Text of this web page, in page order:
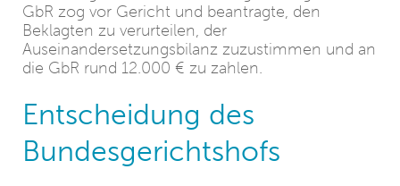
GbR zog vor Gericht und beantragte, den
Beklagten zu verurteilen, der
Auseinandersetzungsbilanz zuzustimmen und an
die GbR rund 12.000 € zu zahlen.
Entscheidung des
Bundesgerichtshofs